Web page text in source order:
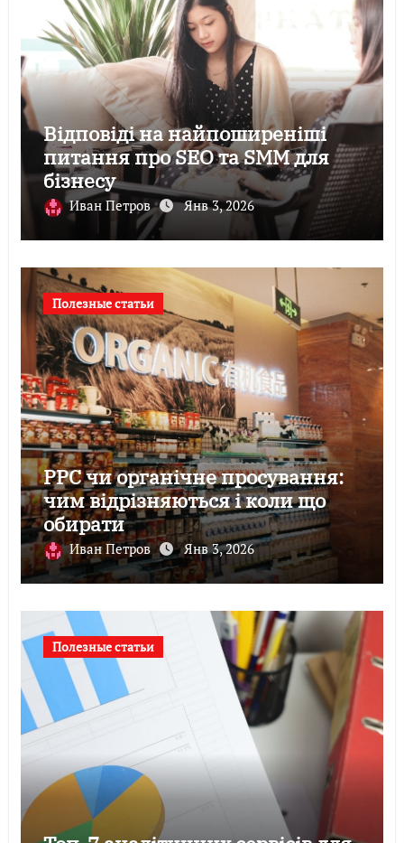
Відповіді на найпоширеніші
питання про SEO та SMM для
бізнесу
Иван Петров Янв 3, 2026
Полезные статьи
PPC чи органічне просування:
чим відрізняються і коли що
обирати
Иван Петров Янв 3, 2026
Полезные статьи